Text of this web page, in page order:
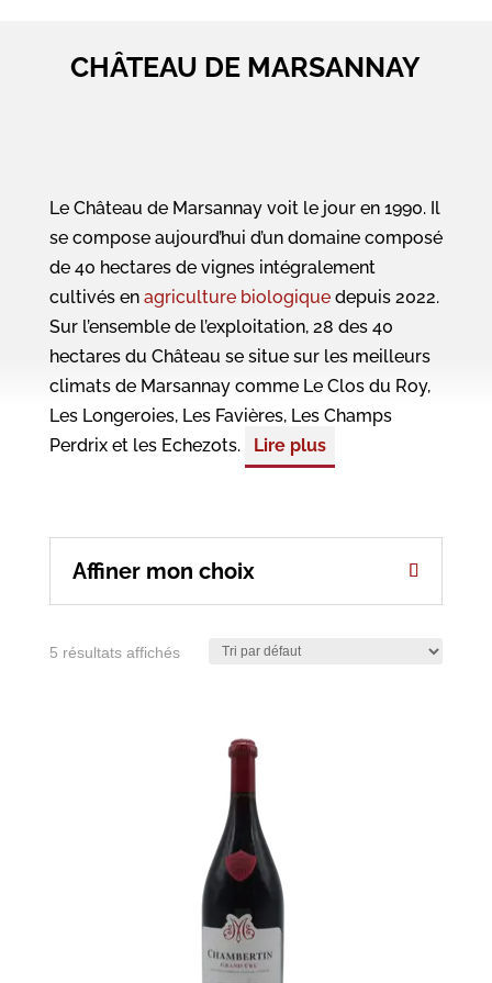
CHÂTEAU DE MARSANNAY
Le Château de Marsannay voit le jour en 1990. Il
se compose aujourd’hui d’un domaine composé
de 40 hectares de vignes intégralement
cultivés en agriculture biologiquedepuis 2022.
Sur l’ensemble de l’exploitation, 28 des 40
hectares du Château se situe sur les meilleurs
climats de Marsannay comme Le Clos du Roy,
Les Longeroies, Les Favières, Les Champs
Perdrix et les Echezots.
Lire plus
Affiner mon choix
5 résultats affichés